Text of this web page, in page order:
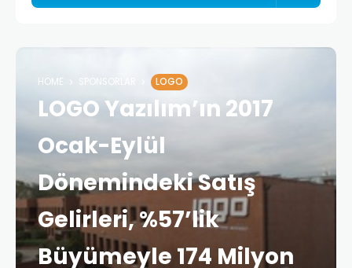
HOME SPONSORLAR LOGO
LOGO Yazılım’ın 2017
Ocak-Eylül
Dönemindeki Satış
Gelirleri, %57’lik
Büyümeyle 174 Milyon